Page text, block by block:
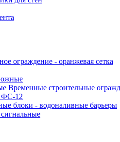
ограждение - оранжевая сетка
Временные строительные
ФС-12
блоки - водоналивные барьеры